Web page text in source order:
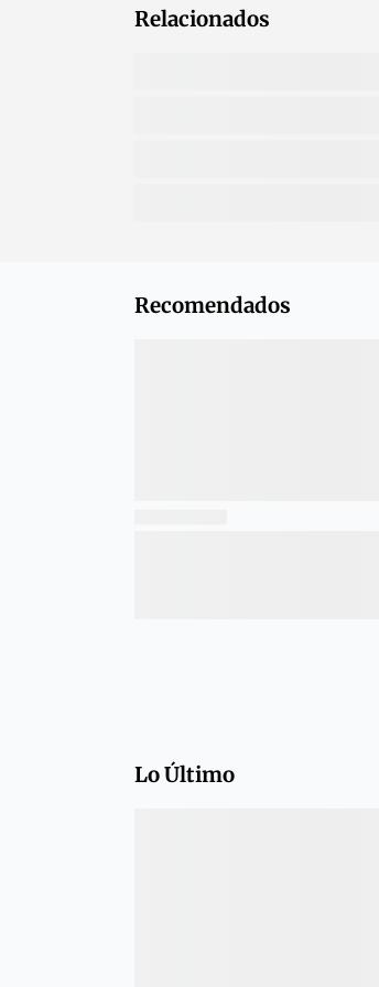
Relacionados
Recomendados
Lo Último